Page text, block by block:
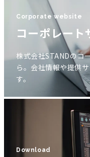
Corporate website
コーポレート
株式会社STANDのコ
ら。会社情報や提供
す。
Download